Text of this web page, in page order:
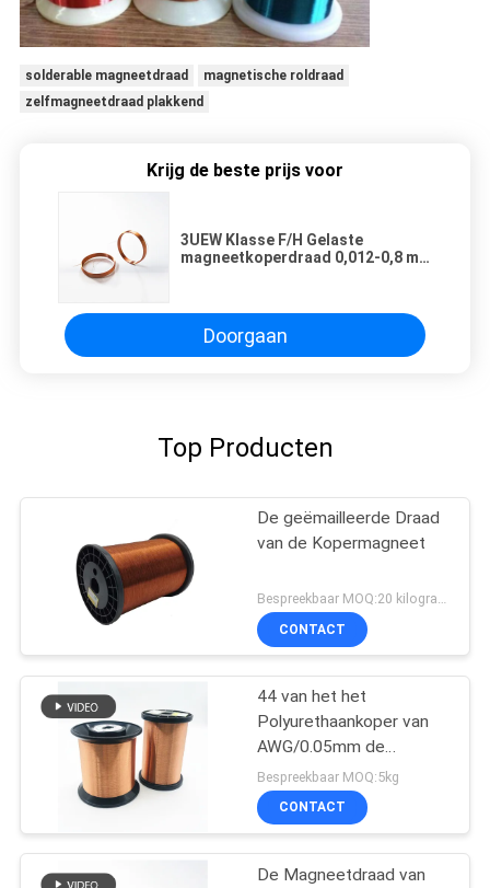
solderable magneetdraad
magnetische roldraad
zelfmagneetdraad plakkend
Krijg de beste prijs voor
3UEW Klasse F/H Gelaste
magneetkoperdraad 0,012-0,8 mm
Doorgaan
Top Producten
De geëmailleerde Draad
van de Kopermagneet
CONTACT
44 van het het
Polyurethaankoper van
AWG/0.05mm de
Magneetdraad
Bespreekbaar MOQ:5kg
CONTACT
De Magneetdraad van